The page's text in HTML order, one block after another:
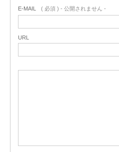
E-MAIL ( 必須 ) - 公開されません -
URL